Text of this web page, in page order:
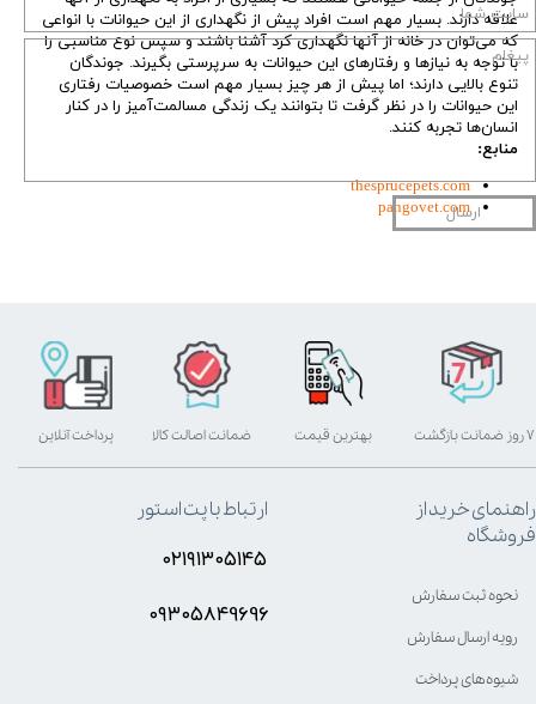
علاقه دارند. بسیار مهم است افراد پیش از نگهداری از این حیوانات با انواعی
که می‌توان در خانه از آنها نگهداری کرد آشنا باشند و سپس نوع مناسبی را
با توجه به نیازها و رفتارهای این حیوانات به سرپرستی بگیرند. جوندگان
تنوع بالایی دارند؛ اما پیش از هر چیز بسیار مهم است خصوصیات رفتاری
این حیوانات را در نظر گرفت تا بتوانند یک زندگی مسالمت‌آمیز را در کنار
انسان‌ها تجربه کنند.
منابع:
thesprucepets.com
pangovet.com
ارسال
بهترین قیمت پرداخت آنلاین ۷ روز ضمانت بازگشت ضمانت اصالت کالا
راهنمای خرید از
فروشگاه
نحوه ثبت سفارش
رویه ارسال سفارش
شیوه‌های پرداخت
ارتباط با پت استور
۰۲۱۹۱۳۰۵۱۴۵
۰۹۳۰۵8۴9696